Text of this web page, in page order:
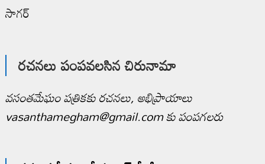
సాగర్
రచనలు పంపవలసిన చిరునామా
వసంతమేఘం పత్రికకు రచనలు, అభిప్రాయాలు
vasanthamegham@gmail.com కు పంపగలరు